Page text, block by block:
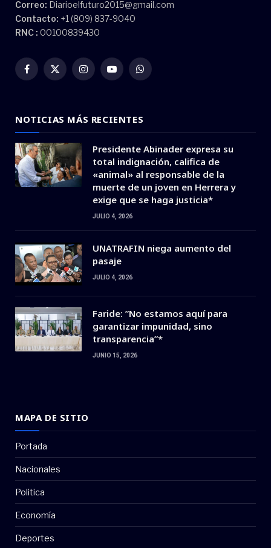
Correo: Diarioelfuturo2015@gmail.com
Contacto: +1 (809) 837-9040
RNC : 00100839430
Facebook
X
InstagramYouTubeWhatsApp
NOTICIAS MÁS RECIENTES
Presidente Abinader expresa su
total indignación, califica de
«animal» al responsable de la
muerte de un joven en Herrera y
exige que se haga justicia*
JULIO 4, 2026
UNATRAFIN niega aumento del
pasaje
JULIO 4, 2026
Faride: ”No estamos aquí para
garantizar impunidad, sino
transparencia”*
JUNIO 15, 2026
MAPA DE SITIO
Portada
Nacionales
Politica
Economía
Deportes